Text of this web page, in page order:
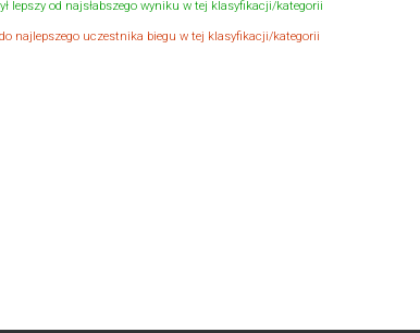
lepszy od najsłabszego wyniku w tej klasyfikacji/kategorii
najlepszego uczestnika biegu w tej klasyfikacji/kategorii